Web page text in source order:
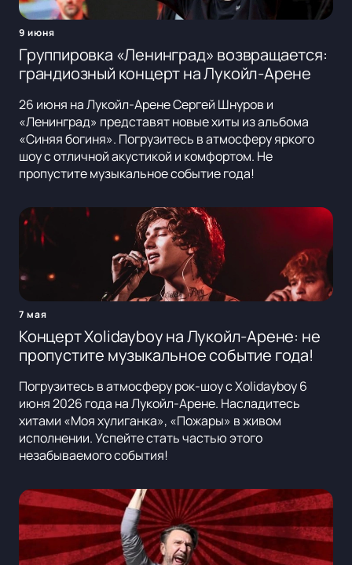
9 июня
Группировка «Ленинград» возвращается:
грандиозный концерт на Лукойл-Арене
26 июня на Лукойл-Арене Сергей Шнуров и
«Ленинград» представят новые хиты из альбома
«Синяя богиня». Погрузитесь в атмосферу яркого
шоу с отличной акустикой и комфортом. Не
пропустите музыкальное событие года!
7 мая
Концерт Xolidayboy на Лукойл-Арене: не
пропустите музыкальное событие года!
Погрузитесь в атмосферу рок-шоу с Xolidayboy 6
июня 2026 года на Лукойл-Арене. Насладитесь
хитами «Моя хулиганка», «Пожары» в живом
исполнении. Успейте стать частью этого
незабываемого события!